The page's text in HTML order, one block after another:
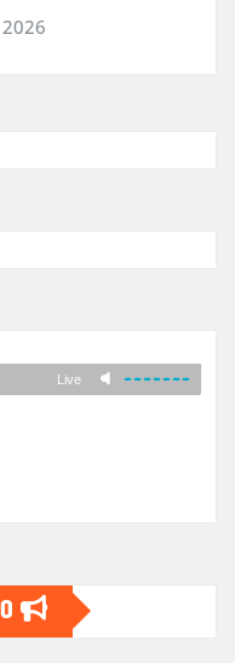
2026